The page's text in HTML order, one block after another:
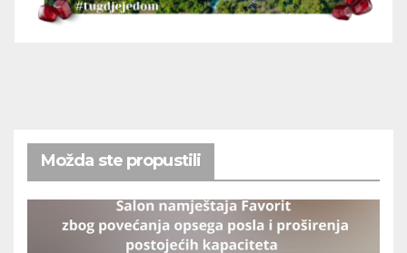
Možda ste propustili